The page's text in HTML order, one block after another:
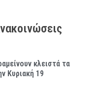
κλειστά τα
Κυριακή 19